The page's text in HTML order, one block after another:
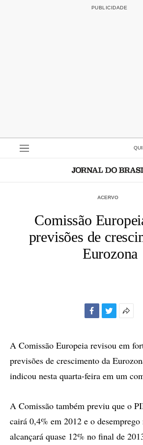
ACERVO
Comissão
previsões de
Eurozona
A Comissão Europeia revisou em
previsões de crescimento da
indicou nesta quarta-feira em um
A Comissão também previu que o
cairá 0,4% em 2012 e o
alcançará quase 12% no final de